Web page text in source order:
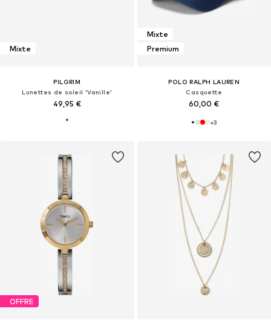
Mixte
PILGRIM
Lunettes de soleil 'Vanille'
49,95 €
Mixte
Premium
POLO RALPH LAUREN
Casquette
60,00 €
+3
OFFRE